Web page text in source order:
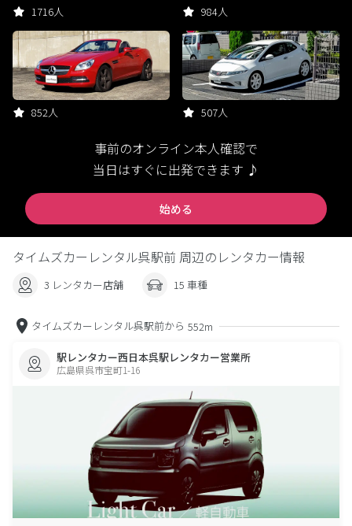
1716人 984人
852人 507人
事前のオンライン本人確認で
当日はすぐに出発できます ♪
始める
タイムズカーレンタル呉駅前 周辺のレンタカー情報
3 レンタカー店舗 15 車種
タイムズカーレンタル呉駅前から 552m
駅レンタカー西日本呉駅レンタカー営業所
広島県呉市宝町1-16